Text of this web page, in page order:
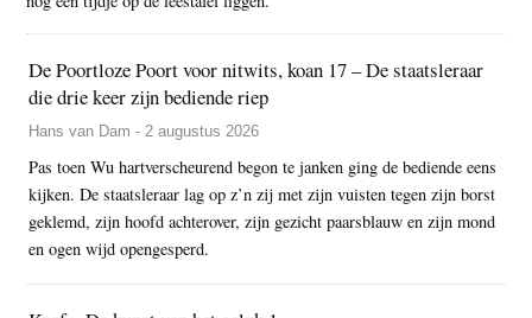
De Poortloze Poort voor nitwits, koan 17 – De staatsleraar
die drie keer zijn bediende riep
Hans van Dam - 2 augustus 2026
Pas toen Wu hartverscheurend begon te janken ging de bediende eens
kijken. De staatsleraar lag op z’n zij met zijn vuisten tegen zijn borst
geklemd, zijn hoofd achterover, zijn gezicht paarsblauw en zijn mond
en ogen wijd opengesperd.